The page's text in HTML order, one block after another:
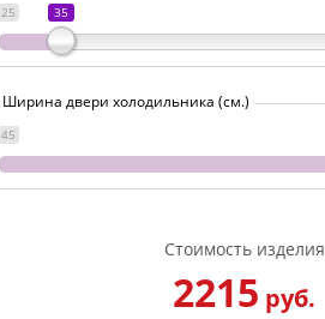
25 35
Ширина двери холодильника (см.)
45
Стоимость изделия
2215 руб.